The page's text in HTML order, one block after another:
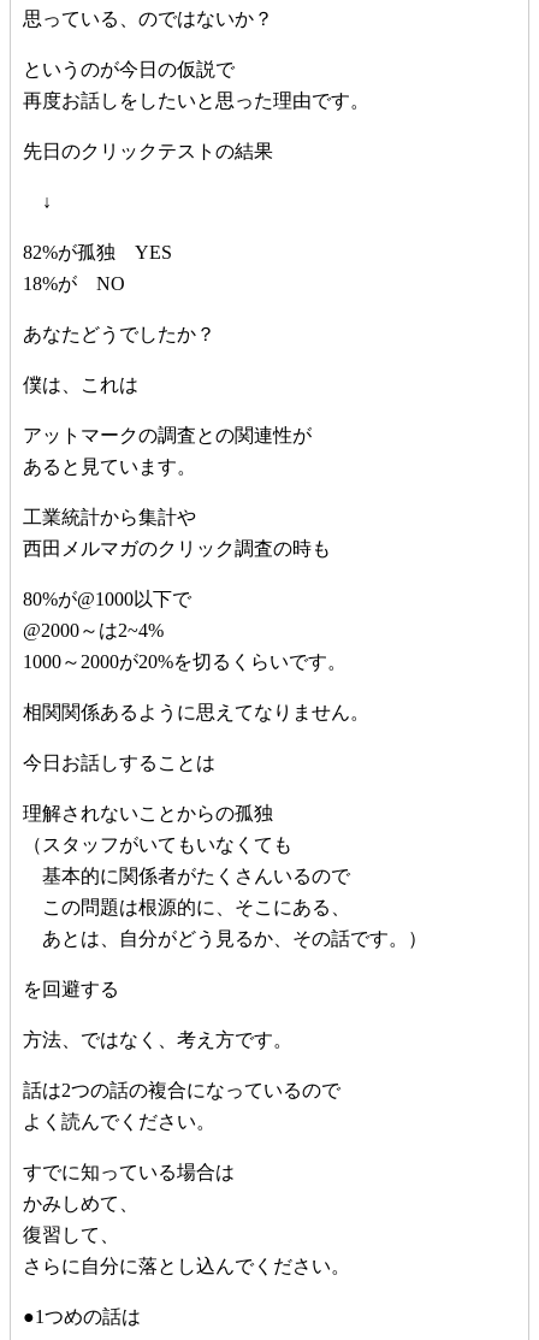
思っている、のではないか？
というのが今日の仮説で
再度お話しをしたいと思った理由です。
先日のクリックテストの結果
↓
82%が孤独 YES
18%が NO
あなたどうでしたか？
僕は、これは
アットマークの調査との関連性が
あると見ています。
工業統計から集計や
西田メルマガのクリック調査の時も
80%が@1000以下で
@2000～は2~4%
1000～2000が20%を切るくらいです。
相関関係あるように思えてなりません。
今日お話しすることは
理解されないことからの孤独
（スタッフがいてもいなくても
基本的に関係者がたくさんいるので
この問題は根源的に、そこにある、
あとは、自分がどう見るか、その話です。）
を回避する
方法、ではなく、考え方です。
話は2つの話の複合になっているので
よく読んでください。
すでに知っている場合は
かみしめて、
復習して、
さらに自分に落とし込んでください。
●1つめの話は